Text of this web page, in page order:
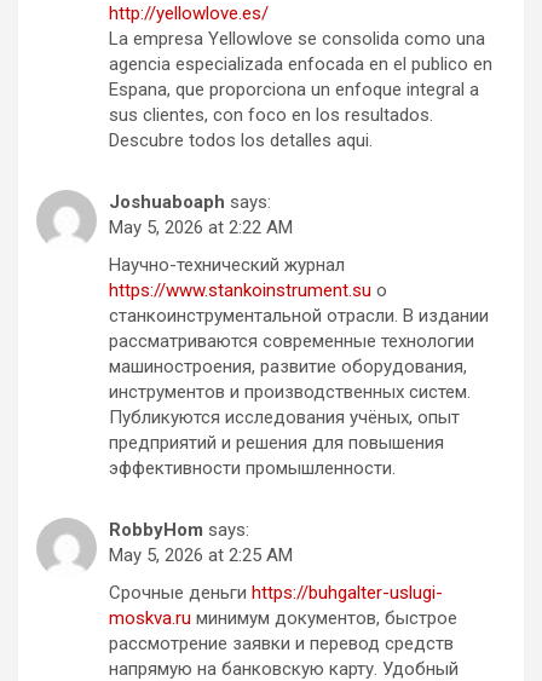
http://yellowlove.es/
La empresa Yellowlove se consolida como una
agencia especializada enfocada en el publico en
Espana, que proporciona un enfoque integral a
sus clientes, con foco en los resultados.
Descubre todos los detalles aqui.
Joshuaboaph says:
May 5, 2026 at 2:22 AM
Научно-технический журнал
https://www.stankoinstrument.su о
станкоинструментальной отрасли. В издании
рассматриваются современные технологии
машиностроения, развитие оборудования,
инструментов и производственных систем.
Публикуются исследования учёных, опыт
предприятий и решения для повышения
эффективности промышленности.
RobbyHom says:
May 5, 2026 at 2:25 AM
Срочные деньги https://buhgalter-uslugi-
moskva.ru минимум документов, быстрое
рассмотрение заявки и перевод средств
напрямую на банковскую карту. Удобный